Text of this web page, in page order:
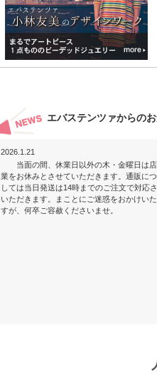
エバステンツァからの
2026.1.21
当面の間、休業日以外の木・金曜日は
業をお休みとさせていただきます。通販に
しては当日発送は14時までのご注文で対応
いただきます。まことにご迷惑をおかけい
すが、何卒ご容赦くださいませ。